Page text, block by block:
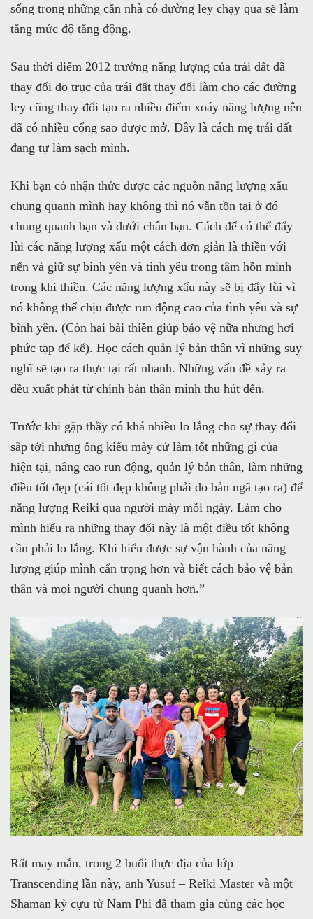
sống trong những căn nhà có đường ley chạy qua sẽ làm
tăng mức độ tăng động.
Sau thời điểm 2012 trường năng lượng của trái đất đã
thay đổi do trục của trái đất thay đổi làm cho các đường
ley cũng thay đổi tạo ra nhiều điểm xoáy năng lượng nên
đã có nhiều cổng sao được mở. Đây là cách mẹ trái đất
đang tự làm sạch mình.
Khi bạn có nhận thức được các nguồn năng lượng xấu
chung quanh mình hay không thì nó vẫn tồn tại ở đó
chung quanh bạn và dưới chân bạn. Cách để có thể đẩy
lùi các năng lượng xấu một cách đơn giản là thiền với
nến và giữ sự bình yên và tình yêu trong tâm hồn mình
trong khi thiền. Các năng lượng xấu này sẽ bị đẩy lùi vì
nó không thể chịu được run động cao của tình yêu và sự
bình yên. (Còn hai bài thiền giúp bảo vệ nữa nhưng hơi
phức tạp để kể). Học cách quản lý bản thân vì những suy
nghĩ sẽ tạo ra thực tại rất nhanh. Những vấn đề xảy ra
đều xuất phát từ chính bản thân mình thu hút đến.
Trước khi gặp thầy có khá nhiều lo lắng cho sự thay đổi
sắp tới nhưng ổng kiểu mày cứ làm tốt những gì của
hiện tại, nâng cao run động, quản lý bản thân, làm những
điều tốt đẹp (cái tốt đẹp không phải do bản ngã tạo ra) để
năng lượng Reiki qua người mày mỗi ngày. Làm cho
mình hiểu ra những thay đổi này là một điều tốt không
cần phải lo lắng. Khi hiểu được sự vận hành của năng
lượng giúp mình cẩn trọng hơn và biết cách bảo vệ bản
thân và mọi người chung quanh hơn.”
Rất may mắn, trong 2 buổi thực địa của lớp
Transcending lần này, anh Yusuf – Reiki Master và một
Shaman kỳ cựu từ Nam Phi đã tham gia cùng các học